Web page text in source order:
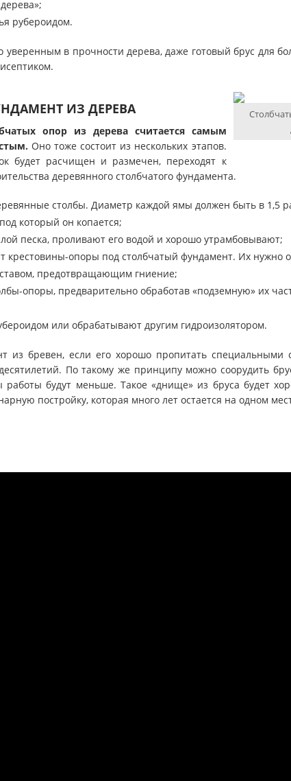
рубероидом.
уверенным в прочности дерева, даже готовый брус для
ИЗ ДЕРЕВА
опор из дерева считается самым
Оно тоже состоит из нескольких этапов.
будет расчищен и размечен, переходят к
деревянного столбчатого фундамента.
столбы. Диаметр каждой ямы должен быть в 1,5
который он копается;
песка, проливают его водой и хорошо утрамбовывают;
крестовины-опоры под столбчатый фундамент. Их нужно
предотвращающим гниение;
опоры, предварительно обработав «подземную» их
или обрабатывают другим гидроизолятором.
из бревен, если его хорошо пропитать специальными
По такому же принципу можно соорудить
будут меньше. Такое «днище» из бруса будет
постройку, которая много лет остается на одном